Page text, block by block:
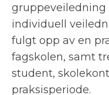
individuell
fulgt opp av en
fagskolen, samt
student,
praksisperiode.